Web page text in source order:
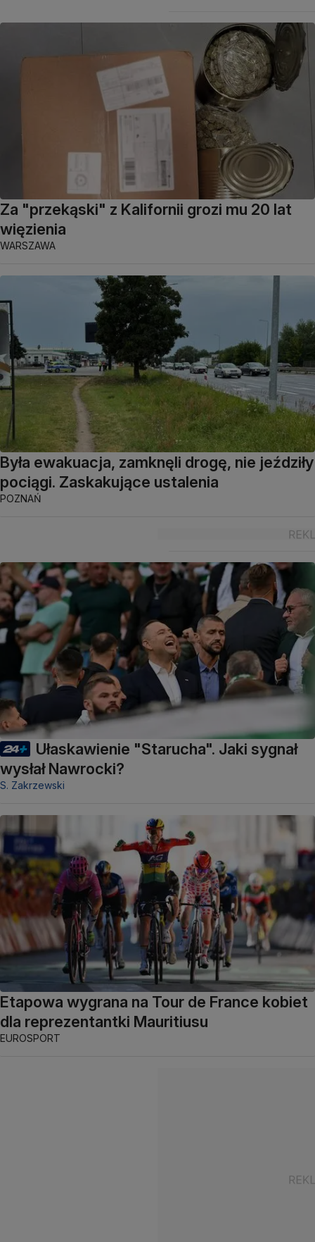
Za "przekąski" z Kalifornii grozi mu 20 lat
więzienia
WARSZAWA
Była ewakuacja, zamknęli drogę, nie jeździły
pociągi. Zaskakujące ustalenia
POZNAŃ
Ułaskawienie "Starucha". Jaki sygnał
wysłał Nawrocki?
S. Zakrzewski
Etapowa wygrana na Tour de France kobiet
dla reprezentantki Mauritiusu
EUROSPORT